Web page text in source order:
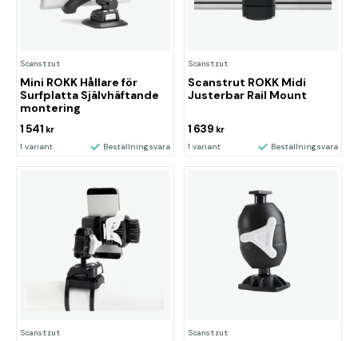
Scanstrut
Mini ROKK Hållare för
Surfplatta Självhäftande
montering
1 541 kr
1 variant Beställningsvara
Scanstrut
Scanstrut ROKK Midi
Justerbar Rail Mount
1 639 kr
1 variant Beställningsvara
Scanstrut Scanstrut